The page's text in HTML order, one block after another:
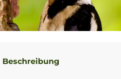
Beschreibung